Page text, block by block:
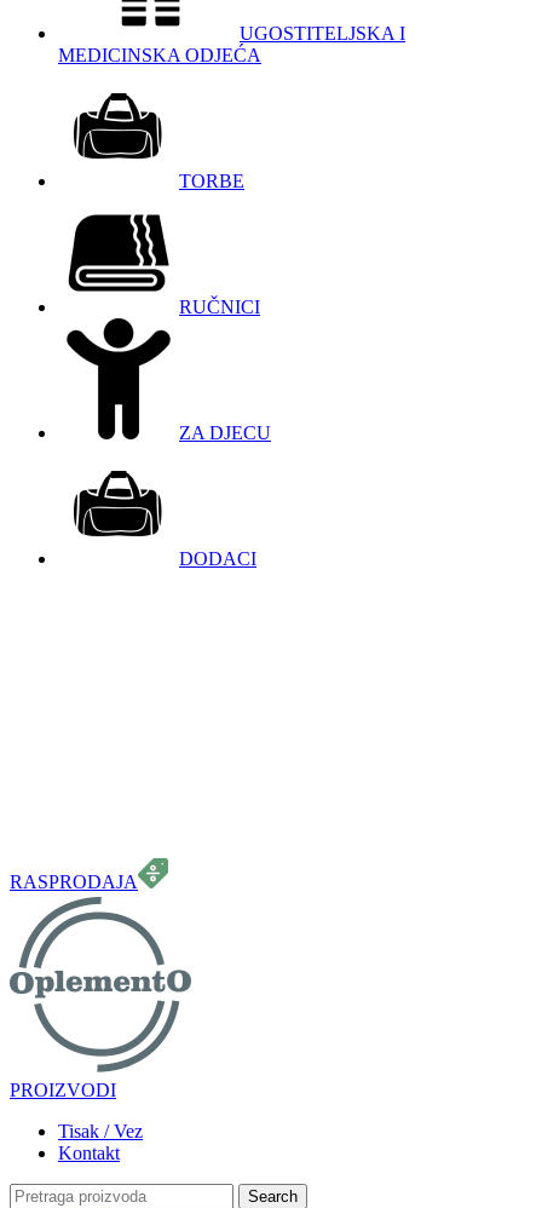
UGOSTITELJSKA I
MEDICINSKA ODJEĆA
TORBE
RUČNICI
ZA DJECU
DODACI
RASPRODAJA
PROIZVODI
Tisak / Vez
Kontakt
Search